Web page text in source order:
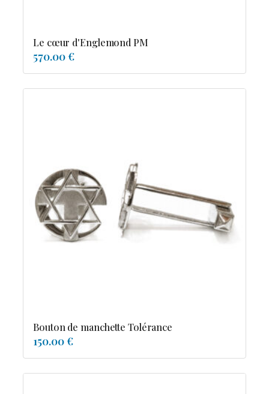
Le cœur d'Englemond PM
570.00 €
Bouton de manchette Tolérance
150.00 €